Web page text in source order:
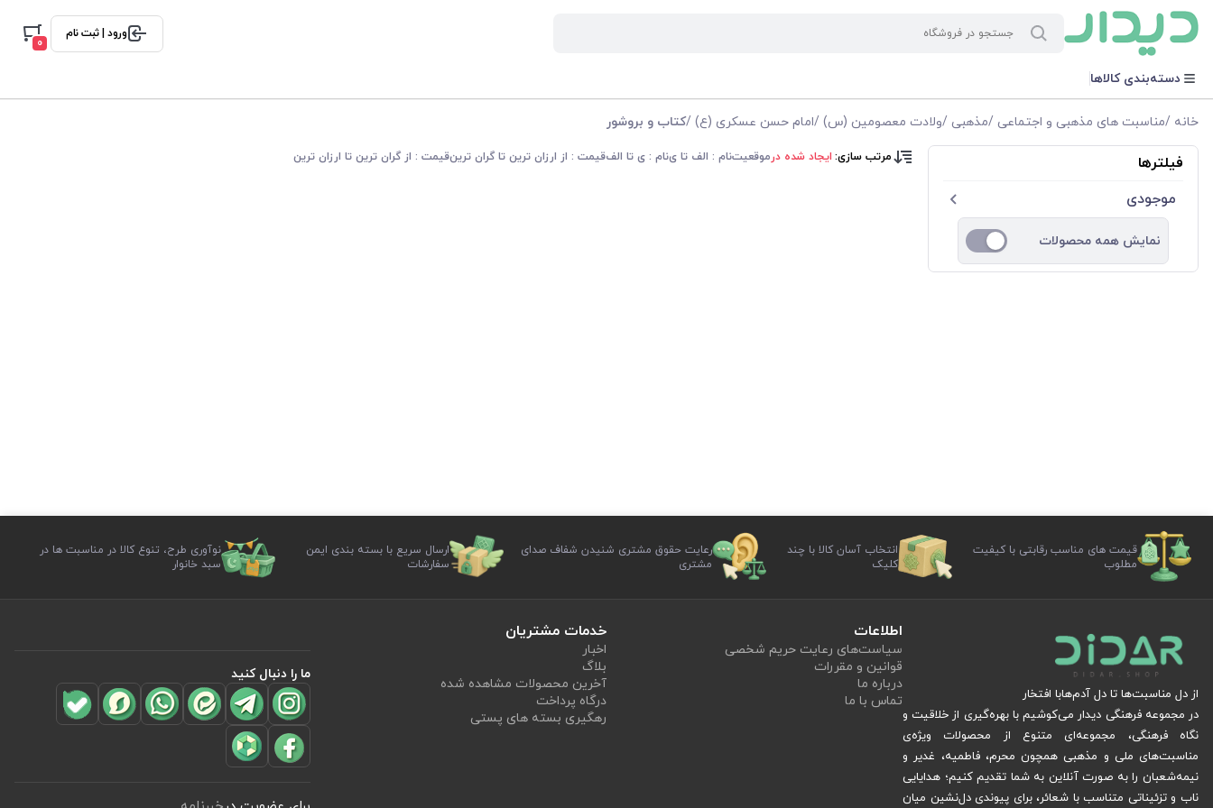
ورود | ثبت نام
0
دسته‌بندی کالاها
خانه /مناسبت های مذهبی و اجتماعی /مذهبی /ولادت معصومین (س) /امام حسن عسکری (ع) /کتاب و بروشور
فیلترها
موجودی
نمایش همه محصولات
مرتب سازی: ایجاد شده درموقعیتنام : الف تا ینام : ی تا الفقیمت : از ارزان ترین تا گران ترینقیمت : از گران ترین تا ارزان ترین
قیمت های مناسب رقابتی با کیفیت
مطلوب
انتخاب آسان کالا با چند
کلیک
رعایت حقوق مشتری شنیدن شفاف صدای
مشتری
ارسال سریع با بسته بندی ایمن
سفارشات
نوآوری طرح، تنوع کالا در مناسبت ها در
سبد خانوار
از دل مناسبت‌ها تا دل آدم‌هابا افتخار
در مجموعه فرهنگی دیدار می‌کوشیم با بهره‌گیری از خلاقیت و
نگاه فرهنگی، مجموعه‌ای متنوع از محصولات ویژه‌ی
مناسبت‌های ملی و مذهبی همچون محرم، فاطمیه، غدیر و
نیمه‌شعبان را به صورت آنلاین به شما تقدیم کنیم؛ هدایایی
ناب و تزئیناتی متناسب با شعائر، برای پیوندی دل‌نشین میان
اطلاعات
سیاست‏‌های رعایت حریم شخصی
قوانین و مقررات
درباره ما
تماس با ما
خدمات مشتریان
اخبار
بلاگ
آخرین محصولات مشاهده شده
درگاه پرداخت
رهگیری بسته های پستی
ما را دنبال کنید